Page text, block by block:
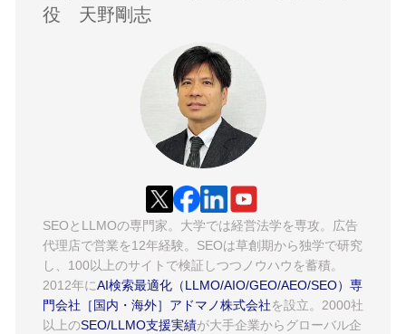
役 天野剛志
SEOとLLMOの専門家。大学では経営法学を専攻。広告
代理店で営業を12年経験。SEOは草創期から独学で研究
し、100以上のサイトで検証しつつノウハウを蓄積。
2012年にAI検索最適化（LLMO/AIO/GEO/AEO/SEO）専
門会社［国内・海外］アドマノ株式会社を設立。2000社
以上のSEO/LLMO支援実績が大手企業からグローバル企